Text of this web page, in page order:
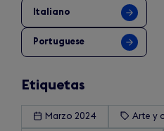
Italiano
Portuguese
Etiquetas
Marzo 2024 Arte y